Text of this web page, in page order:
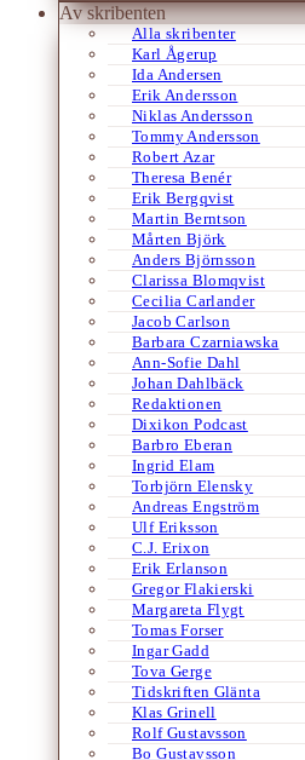
Av skribenten
Alla skribenter
Karl Ågerup
Ida Andersen
Erik Andersson
Niklas Andersson
Tommy Andersson
Robert Azar
Theresa Benér
Erik Bergqvist
Martin Berntson
Mårten Björk
Anders Björnsson
Clarissa Blomqvist
Cecilia Carlander
Jacob Carlson
Barbara Czarniawska
Ann-Sofie Dahl
Johan Dahlbäck
Redaktionen
Dixikon Podcast
Barbro Eberan
Ingrid Elam
Torbjörn Elensky
Andreas Engström
Ulf Eriksson
C.J. Erixon
Erik Erlanson
Gregor Flakierski
Margareta Flygt
Tomas Forser
Ingar Gadd
Tova Gerge
Tidskriften Glänta
Klas Grinell
Rolf Gustavsson
Bo Gustavsson